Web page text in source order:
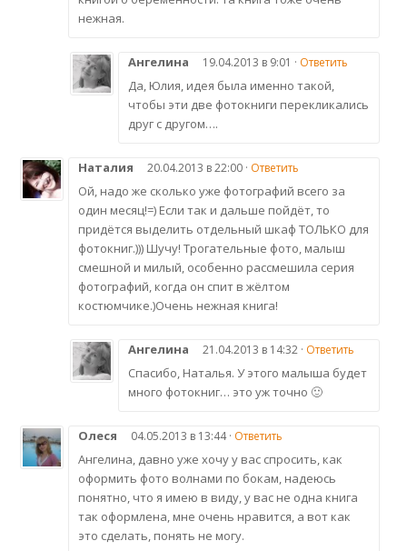
нежная.
Ангелина 19.04.2013 в 9:01 · Ответить
Да, Юлия, идея была именно такой,
чтобы эти две фотокниги перекликались
друг с другом….
Наталия 20.04.2013 в 22:00 · Ответить
Ой, надо же сколько уже фотографий всего за
один месяц!=) Если так и дальше пойдёт, то
придётся выделить отдельный шкаф ТОЛЬКО для
фотокниг.))) Шучу! Трогательные фото, малыш
смешной и милый, особенно рассмешила серия
фотографий, когда он спит в жёлтом
костюмчике.)Очень нежная книга!
Ангелина 21.04.2013 в 14:32 · Ответить
Спасибо, Наталья. У этого малыша будет
много фотокниг… это уж точно 🙂
Олеся 04.05.2013 в 13:44 · Ответить
Ангелина, давно уже хочу у вас спросить, как
оформить фото волнами по бокам, надеюсь
понятно, что я имею в виду, у вас не одна книга
так оформлена, мне очень нравится, а вот как
это сделать, понять не могу.